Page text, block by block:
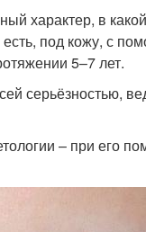
характер, в
под кожу, с
5–7 лет.
серьёзностью,
– при его